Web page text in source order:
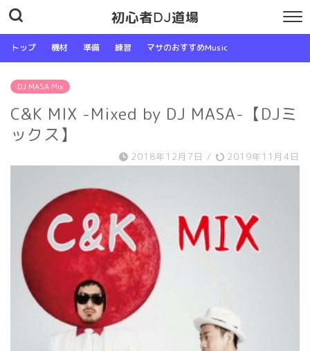
初心者DJ道場
トップ 機材 準備 練習 マサのおすすめMusic
DJ MASA Mix
C&K MIX -Mixed by DJ MASA-【DJミ
ックス】
2018年12月7日 / 2019年11月4日